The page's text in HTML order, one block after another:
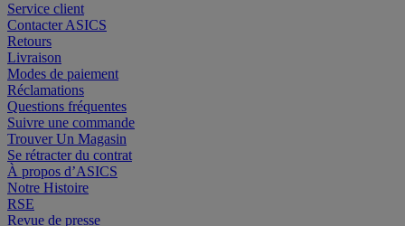
Service client
Contacter ASICS
Retours
Livraison
Modes de paiement
Réclamations
Questions fréquentes
Suivre une commande
Trouver Un Magasin
Se rétracter du contrat
À propos d’ASICS
Notre Histoire
RSE
Revue de presse